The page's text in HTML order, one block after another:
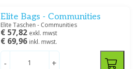
Elite Bags - Communities
Elite Taschen - Communities
€ 57,82 exkl. mwst
€ 69,96 inkl. mwst.
- +